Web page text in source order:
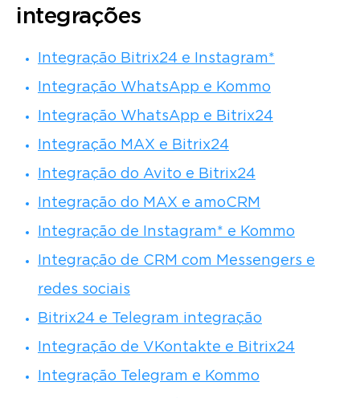
integrações
Integração Bitrix24 e Instagram*
Integração WhatsApp e Kommo
Integração WhatsApp e Bitrix24
Integração MAX e Bitrix24
Integração do Avito e Bitrix24
Integração do MAX e amoCRM
Integração de Instagram* e Kommo
Integração de CRM com Messengers e
redes sociais
Bitrix24 e Telegram integração
Integração de VKontakte e Bitrix24
Integração Telegram e Kommo